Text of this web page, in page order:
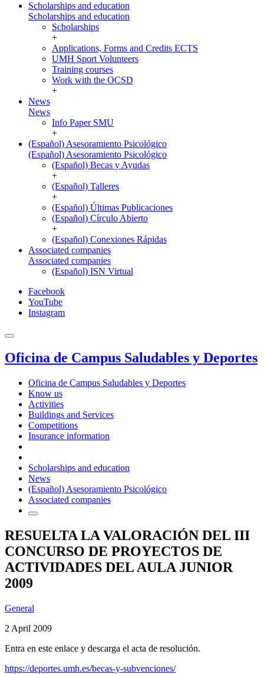
Scholarships and education
Scholarships and education
Scholarships
+
Applications, Forms and Credits ECTS
UMH Sport Volunteers
Training courses
Work with the OCSD
+
News
News
Info Paper SMU
+
(Español) Asesoramiento Psicológico
(Español) Asesoramiento Psicológico
(Español) Becas y Ayudas
+
(Español) Talleres
+
(Español) Últimas Publicaciones
(Español) Círculo Abierto
+
(Español) Conexiones Rápidas
Associated companies
Associated companies
(Español) ISN Virtual
Facebook
YouTube
Instagram
Oficina de Campus Saludables y Deportes
Oficina de Campus Saludables y Deportes
Know us
Activities
Buildings and Services
Competitions
Insurance information
Scholarships and education
News
(Español) Asesoramiento Psicológico
Associated companies
RESUELTA LA VALORACIÓN DEL III
CONCURSO DE PROYECTOS DE
ACTIVIDADES DEL AULA JUNIOR
2009
General
2 April 2009
Entra en este enlace y descarga el acta de resolución.
https://deportes.umh.es/becas-y-subvenciones/